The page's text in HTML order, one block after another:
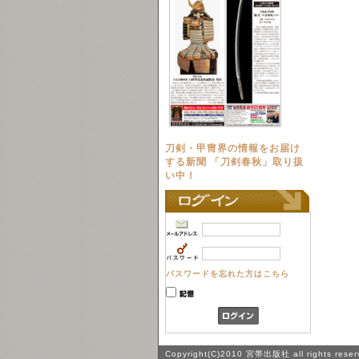
刀剣・甲冑界の情報をお届け
する新聞 「刀剣春秋」取り扱
い中！
パスワードを忘れた方はこちら
Copyright(C)2010 宮帯出版社 all rights